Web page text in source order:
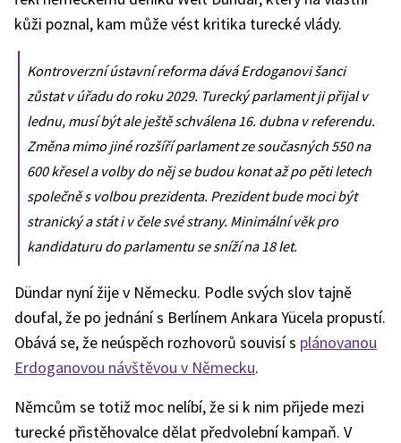
kůži poznal, kam může vést kritika turecké vlády.
Kontroverzní ústavní reforma dává Erdoganovi šanci
zůstat v úřadu do roku 2029. Turecký parlament ji přijal v
lednu, musí být ale ještě schválena 16. dubna v referendu.
Změna mimo jiné rozšíří parlament ze současných 550 na
600 křesel a volby do něj se budou konat až po pěti letech
společně s volbou prezidenta. Prezident bude moci být
stranický a stát i v čele své strany. Minimální věk pro
kandidaturu do parlamentu se sníží na 18 let.
Dündar nyní žije v Německu. Podle svých slov tajně
doufal, že po jednání s Berlínem Ankara Yücela propustí.
Obává se, že neúspěch rozhovorů souvisí s plánovanou
Erdoganovou návštěvou v Německu.
Němcům se totiž moc nelíbí, že si k nim přijede mezi
turecké přistěhovalce dělat předvolební kampaň. V